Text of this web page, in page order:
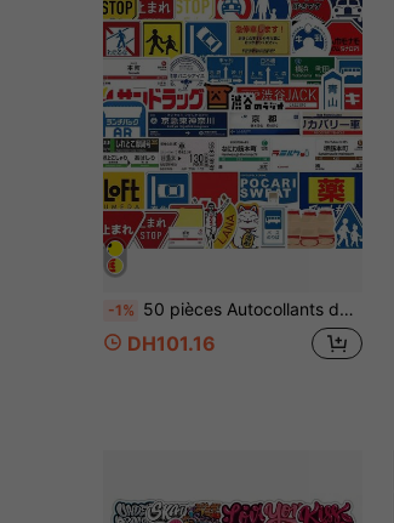
-1% 50 pièces Autocollants décoratifs de graffiti japonais pour le parking, autocollants en vinyle imperméables vintage pour bouteilles d'eau, ordinateurs portables, téléphones, planches à roulettes, vélos, bagages, guitares
DH101.16